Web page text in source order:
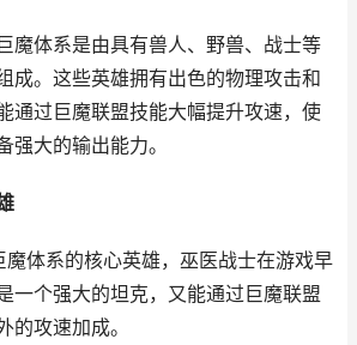
魔体系是由具有兽人、野兽、战士等
成。这些英雄拥有出色的物理攻击和
通过巨魔联盟技能大幅提升攻速，使
强大的输出能力。
魔体系的核心英雄，巫医战士在游戏早
一个强大的坦克，又能通过巨魔联盟
的攻速加成。